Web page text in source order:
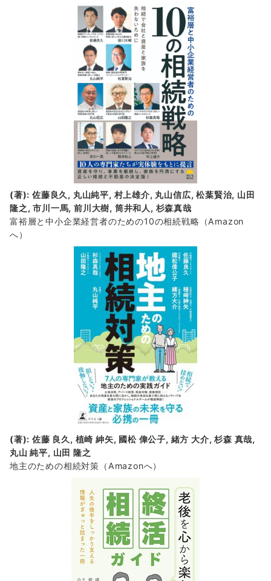
(著): 佐藤良久, 丸山純平, 村上雄介, 丸山信広, 松葉賢治, 山田
隆之, 市川一馬, 前川大樹, 筒井和人, 杉森真哉
富裕層と中小企業経営者のための10の相続戦略 （Amazon
へ）
(著): 佐藤 良久, 植崎 紳矢, 國松 偉公子, 緒方 大介, 杉森 真哉,
丸山 純平, 山田 隆之
地主のための相続対策 （Amazonへ）